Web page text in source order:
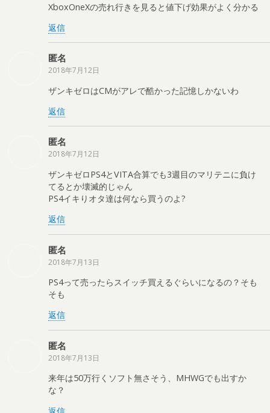
XboxOneXの売れ行きを見ると値下げ効果がよく分かる
返信
匿名
2018年7月12日
ザンキゼロはCMがアレで酷かった記憶しかないわ
返信
匿名
2018年7月12日
ザンキゼロPS4とVITA合算でも3週目のマリテニに負け
てるとか壊滅的じゃん
PS4イキりオタ達は何なら買うのよ?
返信
匿名
2018年7月13日
PS4って売ったらスイッチ買えるぐらいになるの？そも
そも
返信
匿名
2018年7月13日
来年は50万行くソフト無さそう、MHWGでも出すか
な？
返信